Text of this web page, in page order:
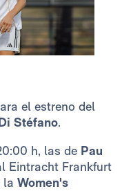
el estreno del
Stéfano.
h, las de Pau
Eintracht Frankfurt
la Women's